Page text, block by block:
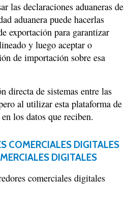
las declaraciones aduaneras de
aduanera puede hacerlas
exportación para garantizar
y luego aceptar o
de importación sobre esa
directa de sistemas entre las
al utilizar esta plataforma de
los datos que reciben.
COMERCIALES DIGITALES
DIGITALES
comerciales digitales